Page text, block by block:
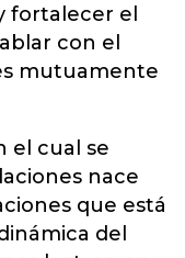
fortalecer el
con el
mutuamente
el cual se
nace
que está
del